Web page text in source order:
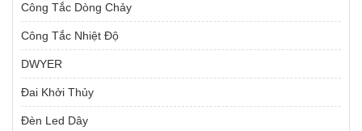
Công Tắc Dòng Chảy
Công Tắc Nhiệt Độ
DWYER
Đai Khởi Thủy
Đèn Led Dây